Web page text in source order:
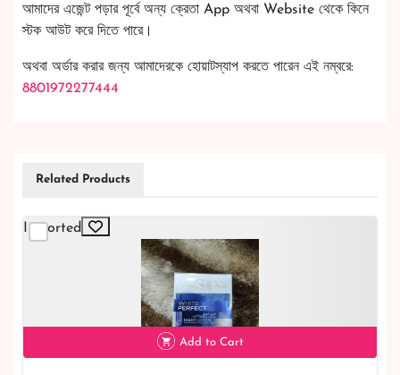
আমাদের এজেন্ট পড়ার পূর্বে অন্য ক্রেতা App অথবা Website থেকে কিনে
স্টক আউট করে দিতে পারে।
অথবা অর্ডার করার জন্য আমাদেরকে হোয়াটস্যাপ করতে পারেন এই নম্বরে:
8801972277444
Related Products
Imported
Add to Cart